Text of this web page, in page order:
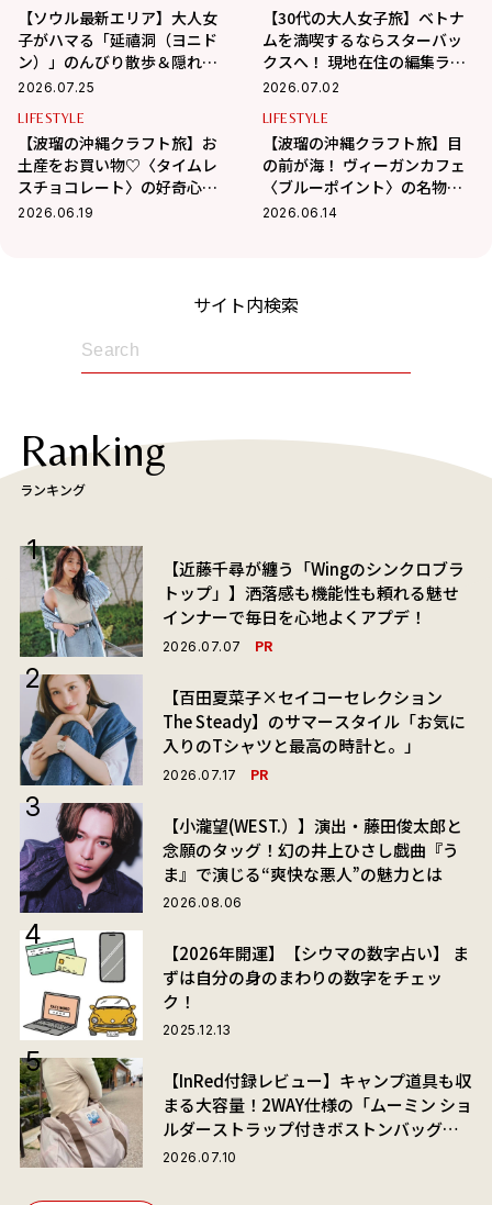
【ソウル最新エリア】大人女
子がハマる「延禧洞（ヨニド
ン）」のんびり散歩＆隠れ家
カフェ巡り
2026.07.25
【30代の大人女子旅】ベトナ
ムを満喫するならスターバッ
クスへ！ 現地在住の編集ライ
ター相馬の海外生活 in ベトナ
2026.07.02
LIFESTYLE
【波瑠の沖縄クラフト旅】お
土産をお買い物♡〈タイムレ
スチョコレート〉の好奇心を
刺激するチョコに夢中！
2026.06.19
LIFESTYLE
【波瑠の沖縄クラフト旅】目
の前が海！ ヴィーガンカフェ
〈ブルーポイント〉の名物フ
ァラフェルサンドが絶品
2026.06.14
サイト内検索
Ranking
ランキング
【近藤千尋が纏う「Wingのシンクロブラ
トップ」】洒落感も機能性も頼れる魅せ
インナーで毎日を心地よくアプデ！
2026.07.07 PR
【百田夏菜子×セイコーセレクション
The Steady】のサマースタイル「お気に
入りのTシャツと最高の時計と。」
2026.07.17 PR
【小瀧望(WEST.）】演出・藤田俊太郎と
念願のタッグ！幻の井上ひさし戯曲『う
ま』で演じる“爽快な悪人”の魅力とは
2026.08.06
【2026年開運】【シウマの数字占い】 ま
ずは自分の身のまわりの数字をチェッ
ク！
2025.12.13
【InRed付録レビュー】キャンプ道具も収
まる大容量！2WAY仕様の「ムーミン ショ
ルダーストラップ付きボストンバッグ」
が夏旅におすすめな理由
2026.07.10